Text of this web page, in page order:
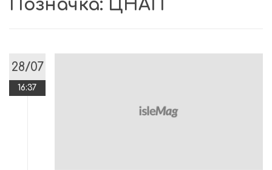
Позначка: ЦНАП
28/07
16:37